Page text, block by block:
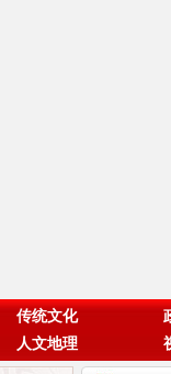
传统文化
人文地理